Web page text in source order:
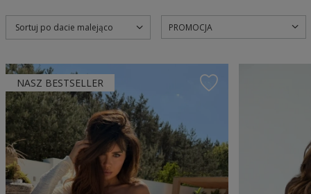
Sortuj po dacie malejąco PROMOCJA
NASZ BESTSELLER